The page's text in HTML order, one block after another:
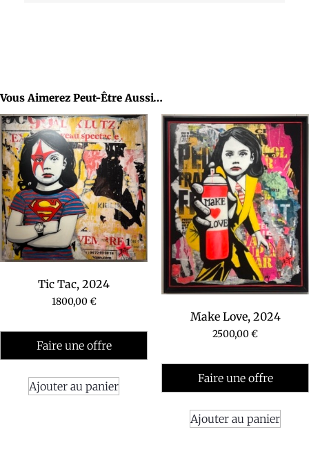
Vous Aimerez Peut-Être Aussi…
Tic Tac, 2024
1800,00€
Faire une offre
Ajouter au panier
Make Love, 2024
2500,00€
Faire une offre
Ajouter au panier